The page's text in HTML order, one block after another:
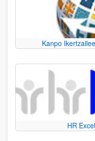
Kanpo
HR